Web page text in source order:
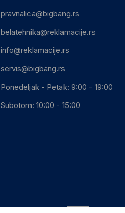
pravnalica@bigbang.rs
belatehnika@reklamacije.rs
info@reklamacije.rs
servis@bigbang.rs
Ponedeljak - Petak: 9:00 - 19:00
Subotom: 10:00 - 15:00